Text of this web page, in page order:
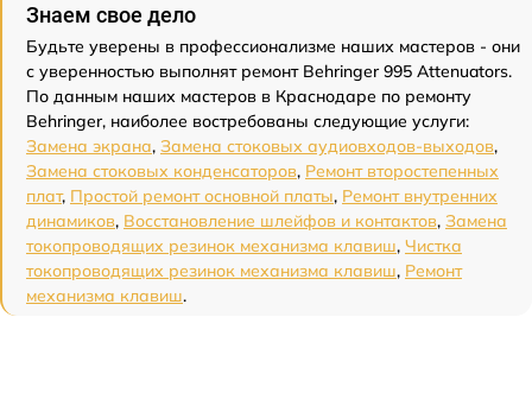
Знаем свое дело
Будьте уверены в профессионализме наших мастеров - они
с уверенностью выполнят ремонт Behringer 995 Attenuators.
По данным наших мастеров в Краснодаре по ремонту
Behringer, наиболее востребованы следующие услуги:
Замена экрана, Замена стоковых аудиовходов-выходов,
Замена стоковых конденсаторов, Ремонт второстепенных
плат, Простой ремонт основной платы, Ремонт внутренних
динамиков, Восстановление шлейфов и контактов, Замена
токопроводящих резинок механизма клавиш, Чистка
токопроводящих резинок механизма клавиш, Ремонт
механизма клавиш.